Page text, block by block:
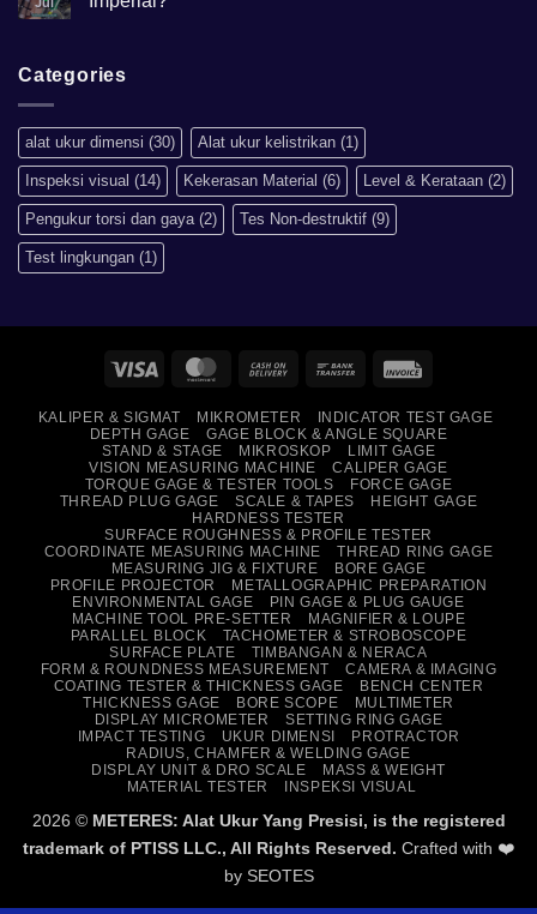
scale
Mengapa
Baik
Daripada
Imperial?
Categories
alat ukur dimensi (30) Alat ukur kelistrikan (1)
Inspeksi visual (14) Kekerasan Material (6) Level & Kerataan (2)
Pengukur torsi dan gaya (2) Tes Non-destruktif (9)
Test lingkungan (1)
Visa MasterCardCash
Delivery
Bank
KALIPER & SIGMAT MIKROMETER
INDICATOR TEST GAGE
DEPTH GAGE
GAGE BLOCK & ANGLE SQUARE
STAND & STAGE
MIKROSKOP
LIMIT GAGE
VISION MEASURING MACHINE
CALIPER GAGE
TORQUE GAGE & TESTER TOOLS
FORCE GAGE
THREAD PLUG GAGE
SCALE & TAPES
HEIGHT GAGE
HARDNESS TESTER
SURFACE ROUGHNESS & PROFILE TESTER
COORDINATE MEASURING MACHINE
THREAD RING GAGE
MEASURING JIG & FIXTURE
BORE GAGE
PROFILE PROJECTOR
METALLOGRAPHIC PREPARATION
ENVIRONMENTAL GAGE
PIN GAGE & PLUG GAUGE
MACHINE TOOL PRE-SETTER
MAGNIFIER & LOUPE
PARALLEL BLOCK
TACHOMETER & STROBOSCOPE
SURFACE PLATE
TIMBANGAN & NERACA
FORM & ROUNDNESS MEASUREMENT
CAMERA & IMAGING
COATING TESTER & THICKNESS GAGE
BENCH CENTER
THICKNESS GAGE
BORE SCOPE
MULTIMETER
DISPLAY MICROMETER
SETTING RING GAGE
IMPACT TESTING
UKUR DIMENSI
PROTRACTOR
RADIUS, CHAMFER & WELDING GAGE
DISPLAY UNIT & DRO SCALE
MASS & WEIGHT
MATERIAL TESTER
INSPEKSI VISUAL
2026 © METERES: Alat Ukur Yang Presisi, is the registered
trademark of PTISS LLC., All Rights Reserved. Crafted with ❤️
by SEOTES